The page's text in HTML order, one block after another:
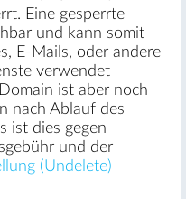
Eine gesperrte
und kann somit
E-Mails, oder andere
verwendet
ist aber noch
nach Ablauf des
ist dies gegen
und der
(Undelete)